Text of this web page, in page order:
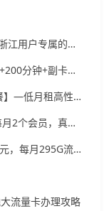
广电飞横卡：39元月租60G通用流量，浙江用户专属的实用型套餐
联通180元包年流量卡，120G通用流量+200分钟+副卡，这性价比真的离谱！
广电飞蜂卡【首年19元230G大流量套餐】—低月租高性价比流量卡推荐
联通飞双卡29元130G通用+300分钟+每月2个会员，真香还是套路？
电信沧天卡怎么样？电信沧天卡月租19元，每月295G流量，首充50元送120元
流量卡办理攻略